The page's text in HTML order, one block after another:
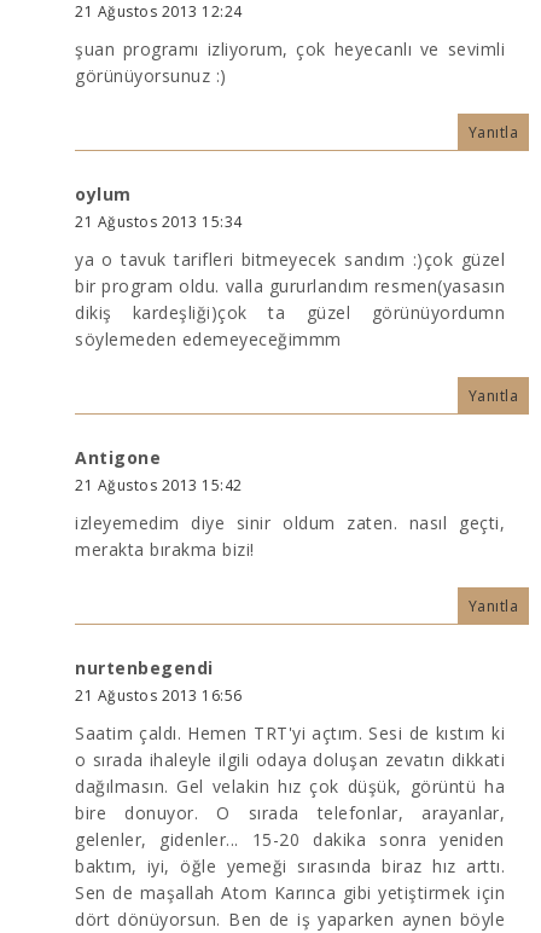
21 Ağustos 2013 12:24
şuan programı izliyorum, çok heyecanlı ve sevimli
görünüyorsunuz :)
Yanıtla
oylum
21 Ağustos 2013 15:34
ya o tavuk tarifleri bitmeyecek sandım :)çok güzel
bir program oldu. valla gururlandım resmen(yasasın
dikiş kardeşliği)çok ta güzel görünüyordumn
söylemeden edemeyeceğimmm
Yanıtla
Antigone
21 Ağustos 2013 15:42
izleyemedim diye sinir oldum zaten. nasıl geçti,
merakta bırakma bizi!
Yanıtla
nurtenbegendi
21 Ağustos 2013 16:56
Saatim çaldı. Hemen TRT'yi açtım. Sesi de kıstım ki
o sırada ihaleyle ilgili odaya doluşan zevatın dikkati
dağılmasın. Gel velakin hız çok düşük, görüntü ha
bire donuyor. O sırada telefonlar, arayanlar,
gelenler, gidenler... 15-20 dakika sonra yeniden
baktım, iyi, öğle yemeği sırasında biraz hız arttı.
Sen de maşallah Atom Karınca gibi yetiştirmek için
dört dönüyorsun. Ben de iş yaparken aynen böyle